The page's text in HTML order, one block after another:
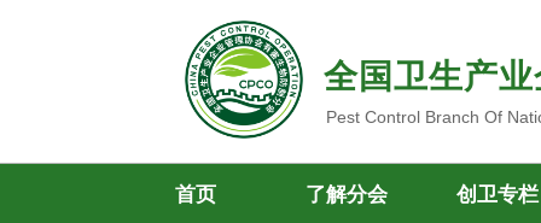
全国卫生产
Pest Control Branch Of
首页 了解分会 创卫专栏